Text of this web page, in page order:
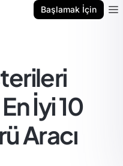
Başlamak İçin
İyi 10
Aracı